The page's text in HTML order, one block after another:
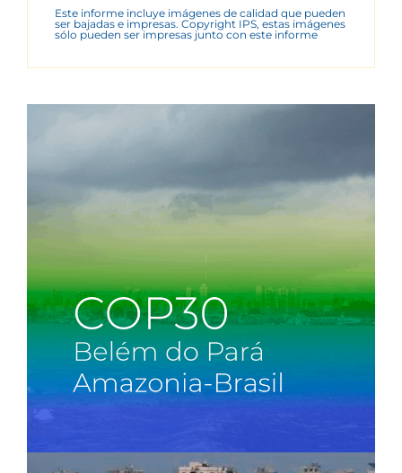
Este informe incluye imágenes de calidad que pueden
ser bajadas e impresas. Copyright IPS, estas imágenes
sólo pueden ser impresas junto con este informe